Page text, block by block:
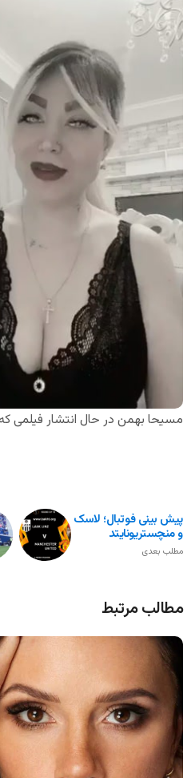
مسیحا بهمن در حال انتشار
پیش بینی فوتبال؛ لاسک
و منچستریونایتد
مطلب بعدی
مطالب مرتبط